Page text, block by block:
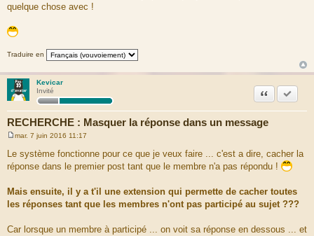
quelque chose avec !
Traduire en
Kevicar
Invité
RECHERCHE : Masquer la réponse dans un message
Citation
s
s
e
mar. 7 juin 2016 11:17
Le système fonctionne pour ce que je veux faire ... c'est a dire, cacher la
réponse dans le premier post tant que le membre n'a pas répondu !
Mais ensuite, il y a t'il une extension qui permette de cacher toutes
les réponses tant que les membres n'ont pas participé au sujet ???
Car lorsque un membre à participé ... on voit sa réponse en dessous ... et